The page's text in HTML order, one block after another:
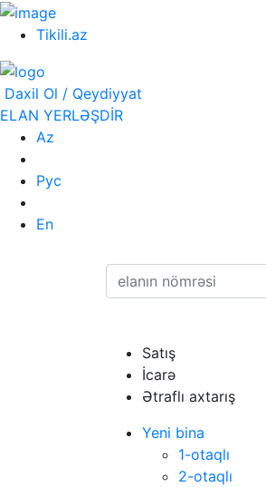
Tikili.az
Daxil Ol / Qeydiyyat
ELAN YERLƏŞDİR
Az
Рус
En
Satış
İcarə
Ətraflı axtarış
Yeni bina
1-otaqlı
2-otaqlı